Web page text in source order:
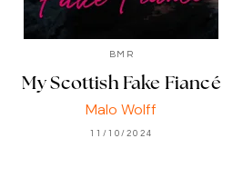
BMR
My Scottish Fake Fiancé
Malo Wolff
11/10/2024